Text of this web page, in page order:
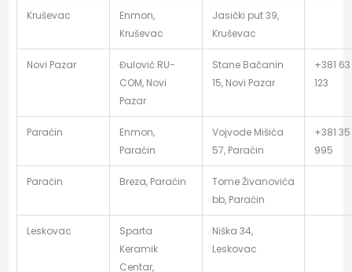
Kruševac
Enmon,
Kruševac
Jasički put 39,
Kruševac
Novi Pazar
Đulović RU-
COM, Novi
Pazar
Stane Bačanin
15, Novi Pazar
+381
123
Paraćin
Enmon,
Paraćin
Vojvode Mišića
57, Paraćin
+381
995
Paraćin Breza, Paraćin
Tome Živanovića
bb, Paraćin
Leskovac
Sparta
Keramik
Centar,
Niška 34,
Leskovac